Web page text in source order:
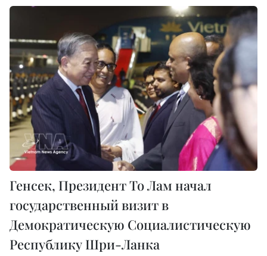
Генсек, Президент То Лам начал
государственный визит в
Демократическую Социалистическую
Республику Шри-Ланка